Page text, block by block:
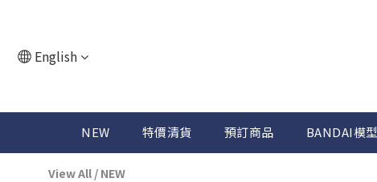
English
NEW 特價清貨 預訂商品 BANDAI模型
View All / NEW